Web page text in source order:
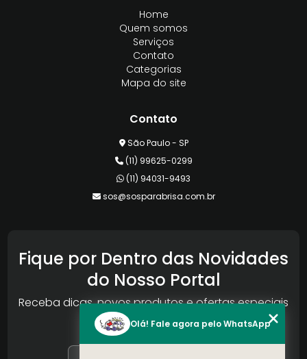
Home
Quem somos
Serviços
Contato
Categorias
Mapa do site
Contato
São Paulo - SP
(11) 99625-0299
(11) 94031-9493
sos@sosparabrisa.com.br
Fique por Dentro das Novidades
do Nosso Portal
Receba dicas, novos produtos e ofertas especiais
da Reconlog
Olá! Fale agora pelo WhatsApp